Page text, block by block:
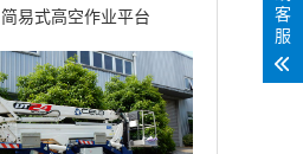
简易式高空作业平台
Quickup7
客
服